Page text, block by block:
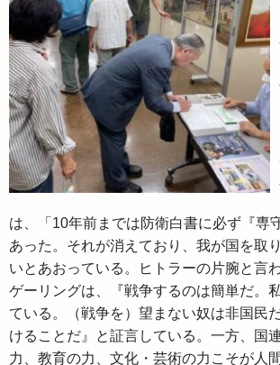
は、「10年前までは防衛白書に必ず『専
あった。それが消えており、我が国を取
いとあおっている。ヒトラーの片腕と言
ゲーリングは、『戦争するのは簡単だ。
ている。（戦争を）望まない奴は非国民
けることだ』と証言している。一方、国
力、教育の力、文化・芸術の力こそが人